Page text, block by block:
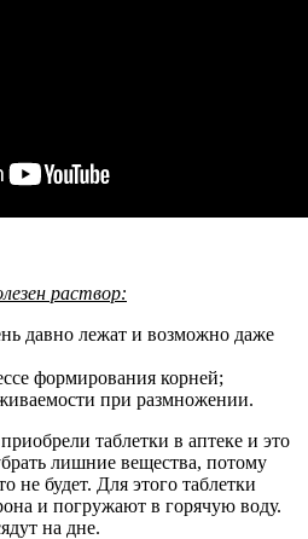
раствор:
давно лежат и возможно даже
формирования корней;
при размножении.
таблетки в аптеке и это
лишние вещества, потому
не будет. Для этого таблетки
и погружают в горячую воду.
на дне.